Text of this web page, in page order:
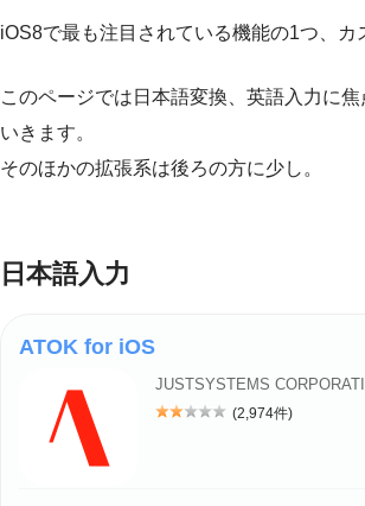
iOS8で最も注目されている機能の1つ、カ
このページでは日本語変換、英語入力に
いきます。
そのほかの拡張系は後ろの方に少し。
日本語入力
ATOK for iOS
JUSTSYSTEMS
評価: 2
(2,974件)